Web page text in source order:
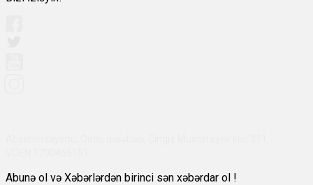
Abunə ol və Xəbərlərdən birinci sən xəbərdar ol !